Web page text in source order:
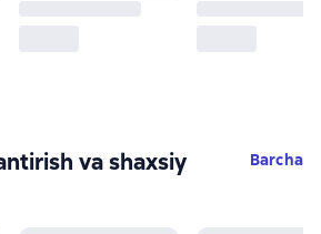
va shaxsiy
Barcha